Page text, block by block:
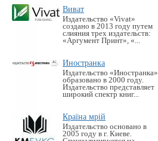
Виват
Издательство «Vivat»
создано в 2013 году путем
слияния трех издательств:
«Аргумент Принт», «...
Иностранка
Издательство «Иностранка»
образовано в 2000 году.
Издательство представляет
широкий спектр книг...
Країна мрій
Издательство основано в
2005 году в г. Киеве.